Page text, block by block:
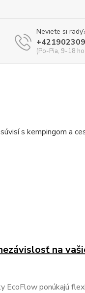
Neviete si
(Po-Pia, 9-18
s kempingom a
na
EcoFlow ponúkajú